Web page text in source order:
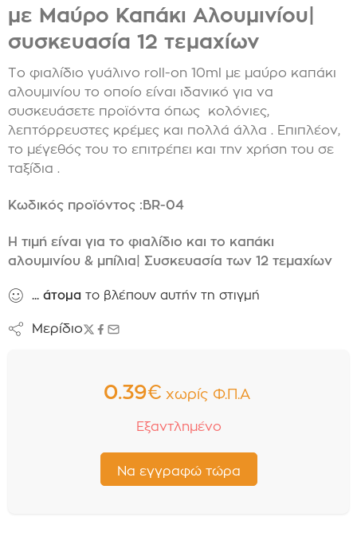
με Μαύρο Καπάκι Αλουμινίου|
συσκευασία 12 τεμαχίων
Το φιαλίδιο γυάλινο roll-on 10ml με μαύρο καπάκι
αλουμινίου το οποίο είναι ιδανικό για να
συσκευάσετε προϊόντα όπως κολόνιες,
λεπτόρρευστες κρέμες και πολλά άλλα . Επιπλέον,
το μέγεθός του το επιτρέπει και την χρήση του σε
ταξίδια .
Κωδικός προϊόντος :BR-04
Η τιμή είναι για το φιαλίδιο και το καπάκι
αλουμινίου & μπίλια| Συσκευασία των 12 τεμαχίων
... άτομα το βλέπουν αυτήν τη στιγμή
Μερίδιο
0.39€ χωρίς Φ.Π.Α
Εξαντλημένο